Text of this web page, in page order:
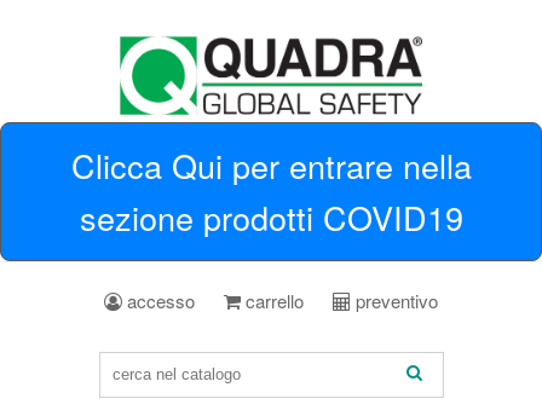
Clicca Qui per entrare nella
sezione prodotti COVID19
accesso carrello preventivo